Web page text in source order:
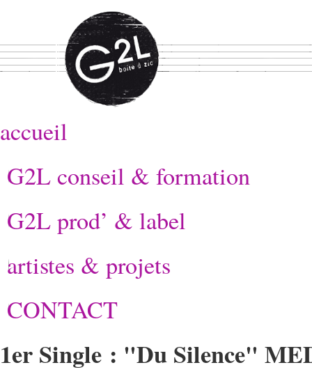
accueil
G2L conseil & formation
G2L prod’ & label
artistes & projets
CONTACT
1er Single : "Du Silence"